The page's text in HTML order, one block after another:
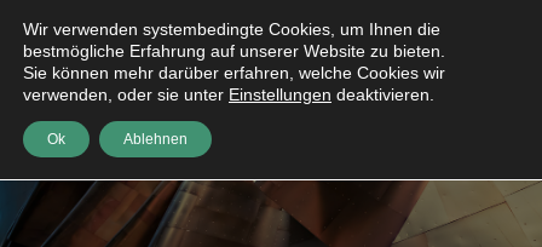
Wir verwenden systembedingte Cookies, um Ihnen die
bestmögliche Erfahrung auf unserer Website zu bieten.
Sie können mehr darüber erfahren, welche Cookies wir
verwenden, oder sie unter Einstellungen deaktivieren.
Ok Ablehnen